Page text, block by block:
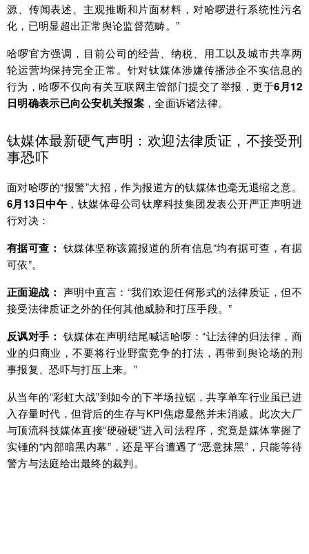
源、传闻表述、主观推断和片面材料，对哈啰进行系统性污名
化，已明显超出正常舆论监督范畴。”
哈啰官方强调，目前公司的经营、纳税、用工以及城市共享两
轮运营均保持完全正常。针对钛媒体涉嫌传播涉企不实信息的
行为，哈啰不仅向有关互联网主管部门提交了举报，更于6月12
日明确表示已向公安机关报案，全面诉诸法律。
钛媒体最新硬气声明：欢迎法律质证，不接受刑
事恐吓
面对哈啰的“报警”大招，作为报道方的钛媒体也毫无退缩之意。
6月13日中午 ，钛媒体母公司钛摩科技集团发表公开严正声明进
行对决：
有据可查： 钛媒体坚称该篇报道的所有信息“均有据可查，有据
可依”。
正面迎战： 声明中直言：“我们欢迎任何形式的法律质证，但不
接受法律质证之外的任何其他威胁和打压手段。”
反讽对手： 钛媒体在声明结尾喊话哈啰：“让法律的归法律，商
业的归商业，不要将行业野蛮竞争的打法，再带到舆论场的刑
事报复、恐吓与打压上来。”
从当年的“彩虹大战”到如今的下半场拉锯，共享单车行业虽已进
入存量时代，但背后的生存与KPI焦虑显然并未消减。此次大厂
与顶流科技媒体直接“硬碰硬”进入司法程序，究竟是媒体掌握了
实锤的“内部暗黑内幕”，还是平台遭遇了“恶意抹黑”，只能等待
警方与法庭给出最终的裁判。